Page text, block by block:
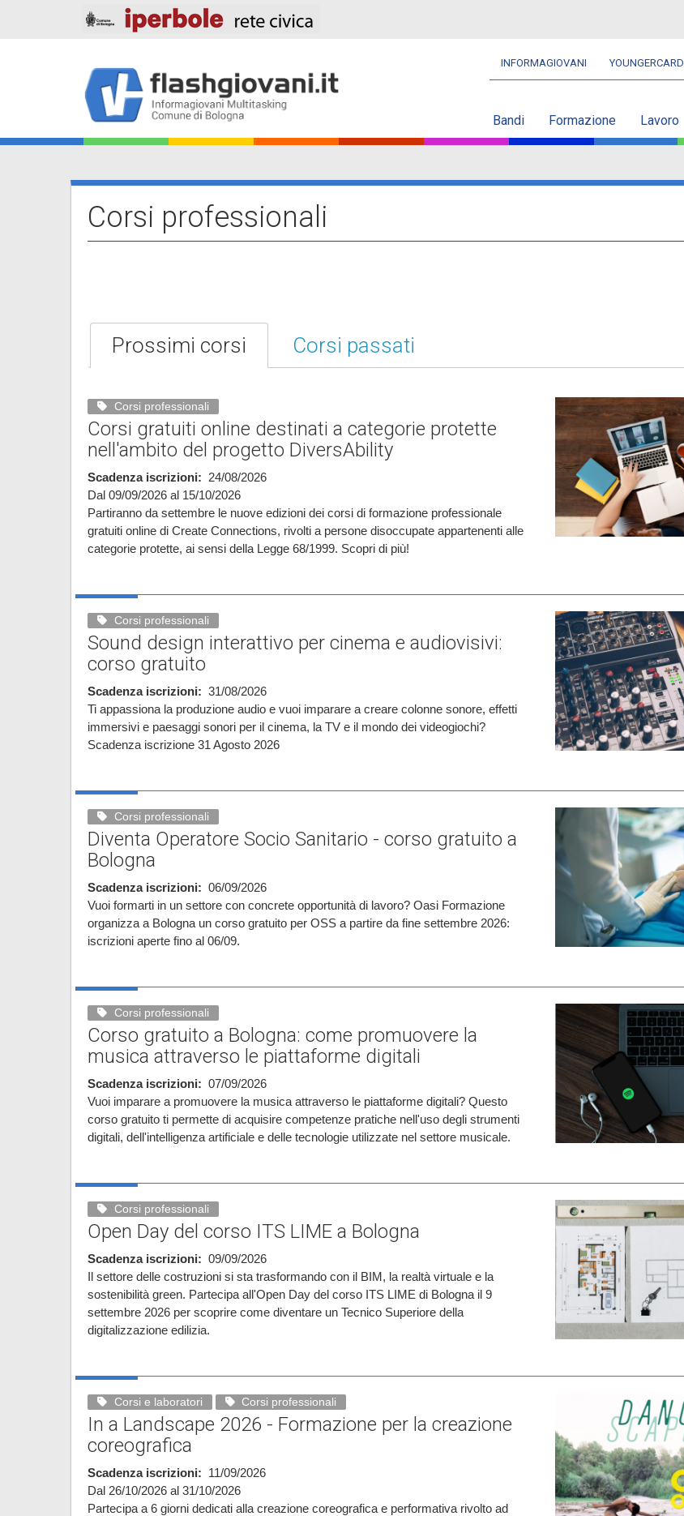
Navbar
INFORMAGIOVANI YOUNGERCARD
Main
navigation
Bandi Formazione Lavoro
Corsi professionali
Prossimi corsi Corsi passati
Corsi professionali
Corsi gratuiti online destinati a categorie protette
nell'ambito del progetto DiversAbility
Scadenza iscrizioni
24/08/2026
Dal 09/09/2026 al 15/10/2026
Partiranno da settembre le nuove edizioni dei corsi di formazione professionale
gratuiti online di Create Connections, rivolti a persone disoccupate appartenenti alle
categorie protette, ai sensi della Legge 68/1999. Scopri di più!
Corsi professionali
Sound design interattivo per cinema e audiovisivi:
corso gratuito
Scadenza iscrizioni
31/08/2026
Ti appassiona la produzione audio e vuoi imparare a creare colonne sonore, effetti
immersivi e paesaggi sonori per il cinema, la TV e il mondo dei videogiochi?
Scadenza iscrizione 31 Agosto 2026
Corsi professionali
Diventa Operatore Socio Sanitario - corso gratuito a
Bologna
Scadenza iscrizioni
06/09/2026
Vuoi formarti in un settore con concrete opportunità di lavoro? Oasi Formazione
organizza a Bologna un corso gratuito per OSS a partire da fine settembre 2026:
iscrizioni aperte fino al 06/09.
Corsi professionali
Corso gratuito a Bologna: come promuovere la
musica attraverso le piattaforme digitali
Scadenza iscrizioni
07/09/2026
Vuoi imparare a promuovere la musica attraverso le piattaforme digitali? Questo
corso gratuito ti permette di acquisire competenze pratiche nell'uso degli strumenti
digitali, dell'intelligenza artificiale e delle tecnologie utilizzate nel settore musicale.
Corsi professionali
Open Day del corso ITS LIME a Bologna
Scadenza iscrizioni
09/09/2026
Il settore delle costruzioni si sta trasformando con il BIM, la realtà virtuale e la
sostenibilità green. Partecipa all'Open Day del corso ITS LIME di Bologna il 9
settembre 2026 per scoprire come diventare un Tecnico Superiore della
digitalizzazione edilizia.
Corsi e laboratori Corsi professionali
In a Landscape 2026 - Formazione per la creazione
coreografica
Scadenza iscrizioni
11/09/2026
Dal 26/10/2026 al 31/10/2026
Partecipa a 6 giorni dedicati alla creazione coreografica e performativa rivolto ad